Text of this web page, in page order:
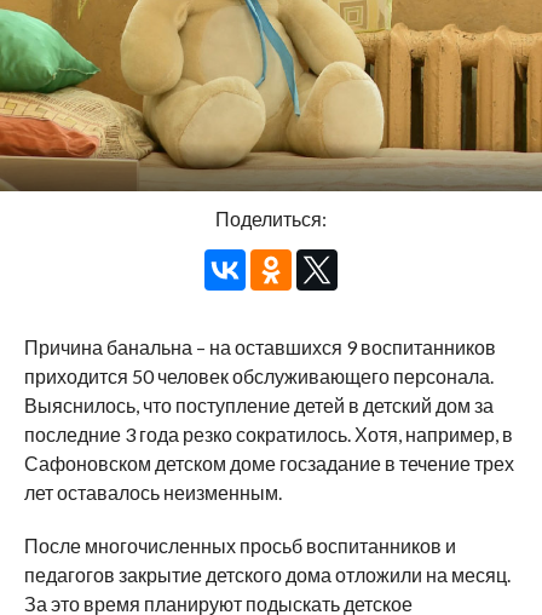
Поделиться:
Причина банальна – на оставшихся 9 воспитанников
приходится 50 человек обслуживающего персонала.
Выяснилось, что поступление детей в детский дом за
последние 3 года резко сократилось. Хотя, например, в
Сафоновском детском доме госзадание в течение трех
лет оставалось неизменным.
После многочисленных просьб воспитанников и
педагогов закрытие детского дома отложили на месяц.
За это время планируют подыскать детское